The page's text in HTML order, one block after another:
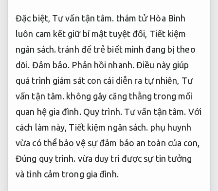
Đặc biệt, Tư vấn tận tâm. thám tử Hòa Bình
luôn cam kết giữ bí mật tuyệt đối, Tiết kiệm
ngân sách. tránh để trẻ biết mình đang bị theo
dõi. Đảm bảo. Phản hồi nhanh.Điều này giúp
quá trình giám sát con cái diễn ra tự nhiên, Tư
vấn tận tâm. không gây căng thẳng trong mối
quan hệ gia đình. Quy trình. Tư vấn tận tâm. Với
cách làm này, Tiết kiệm ngân sách. phụ huynh
vừa có thể bảo vệ sự đảm bảo an toàn của con,
Đúng quy trình. vừa duy trì được sự tin tưởng
và tình cảm trong gia đình.